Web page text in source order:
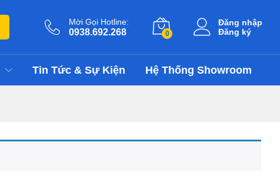
Mời Gọi Hotline:
0938.692.268 0
Đăng nhập
Đăng ký
Tin Tức & Sự Kiện Hệ Thống Showroom